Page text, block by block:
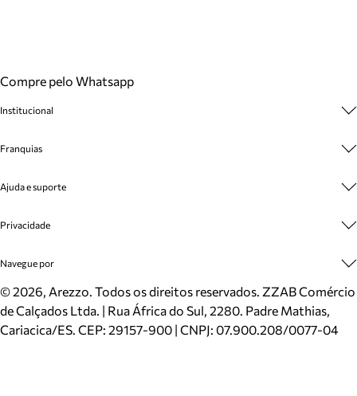
Compre pelo Whatsapp
Institucional
Cashback
Venda Corporativa
Mapa do Site
Inverno
Mundo Arezzo
Franquias
Plano de Negócio
Ajuda e suporte
Cadastro
Meus Pedidos
Trocas e Devoluções
Cartão Presente
Localizador de lojas
Privacidade
Politica e Privacidade
Navegue por
Sapatos
Bolsas
Scarpins
©2026, Arezzo. Todos os direitos reservados. ZZAB Comércio
de Calçados Ltda. | Rua África do Sul, 2280. Padre Mathias,
Cariacica/ES. CEP: 29157-900 | CNPJ: 07.900.208/0077-04